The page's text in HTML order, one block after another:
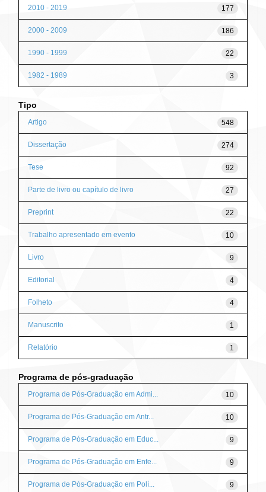
177
2010 - 2019
186
2000 - 2009
22
1990 - 1999
3
1982 - 1989
Tipo
548
Artigo
274
Dissertação
92
Tese
27
Parte de livro ou capítulo de livro
22
Preprint
10
Trabalho apresentado em evento
9
Livro
4
Editorial
4
Folheto
1
Manuscrito
1
Relatório
Programa de pós-graduação
10
Programa de Pós-Graduação em Admi...
10
Programa de Pós-Graduação em Antr...
9
Programa de Pós-Graduação em Educ...
9
Programa de Pós-Graduação em Enfe...
9
Programa de Pós-Graduação em Polí...